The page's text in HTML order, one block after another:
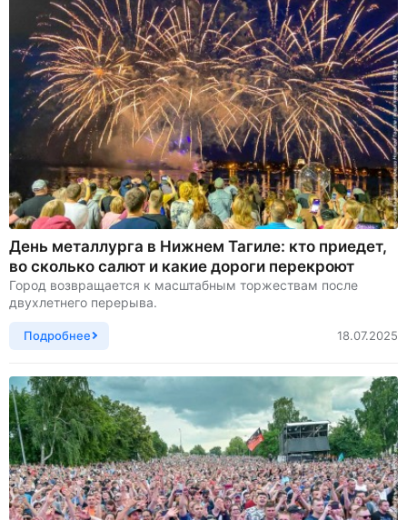
День металлурга в Нижнем Тагиле: кто приедет,
во сколько салют и какие дороги перекроют
Город возвращается к масштабным торжествам после
двухлетнего перерыва.
Подробнее 18.07.2025